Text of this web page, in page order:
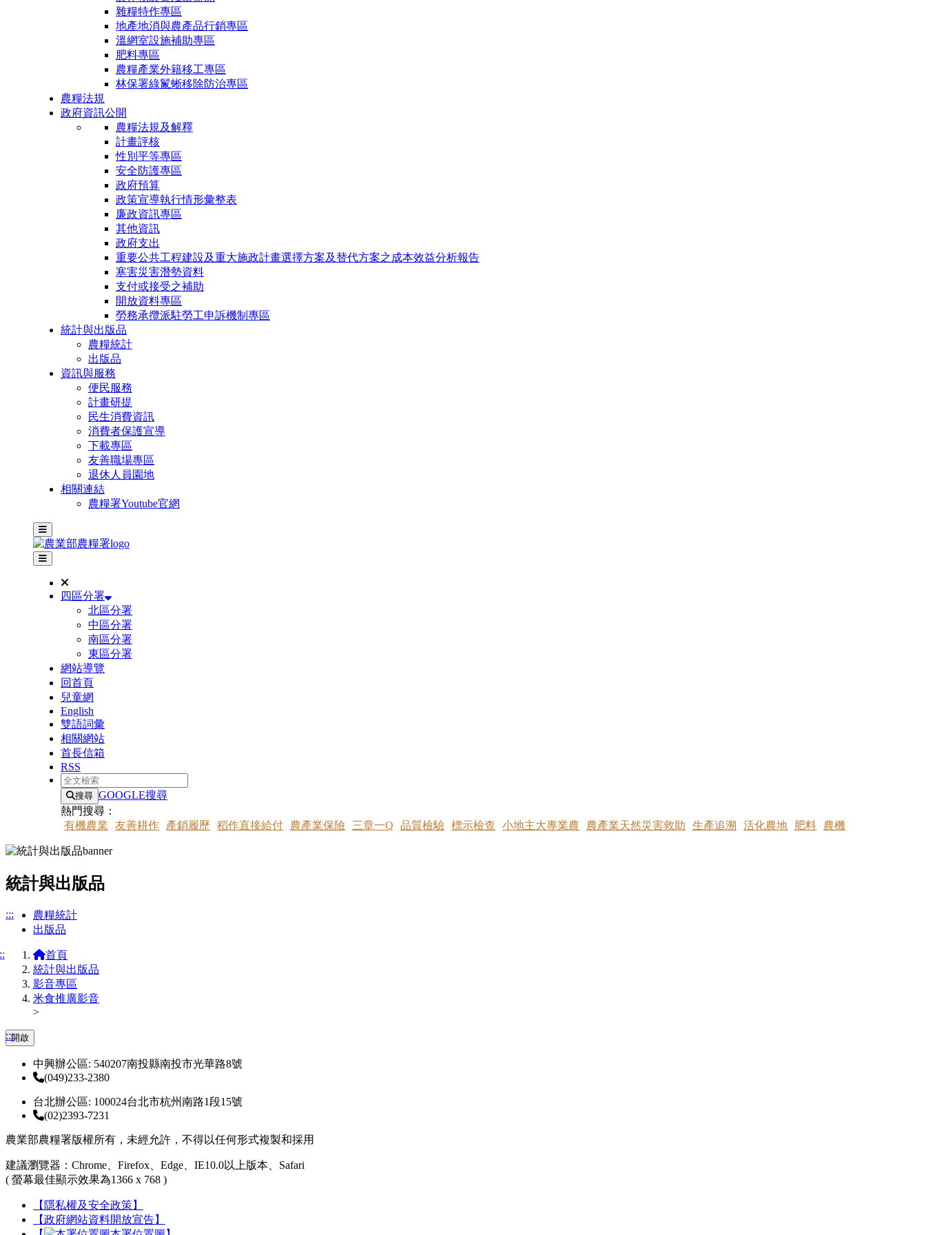
雜糧特作專區
地產地消與農產品行銷專區
溫網室設施補助專區
肥料專區
農糧產業外籍移工專區
林保署綠鬣蜥移除防治專區
農糧法規
政府資訊公開
農糧法規及解釋
計畫評核
性別平等專區
安全防護專區
政府預算
政策宣導執行情形彙整表
廉政資訊專區
其他資訊
政府支出
重要公共工程建設及重大施政計畫選擇方案及替代方案之成本效益分析報告
寒害災害潛勢資料
支付或接受之補助
開放資料專區
勞務承攬派駐勞工申訴機制專區
統計與出版品
農糧統計
出版品
資訊與服務
便民服務
計畫研提
民生消費資訊
消費者保護宣導
下載專區
友善職場專區
退休人員園地
相關連結
農糧署Youtube官網
主選單
其他網站選單
四區分署
北區分署
中區分署
南區分署
東區分署
網站導覽
回首頁
兒童網
English
雙語詞彙
相關網站
首長信箱
RSS
全文檢索
搜尋 GOOGLE搜尋
熱門搜尋：
有機農業
友善耕作 產銷履歷 稻作直接給付 農產業保險 三章一Q 品質檢驗 標示檢查 小地主大專業農 農產業天然災害救助 生產追溯 活化農地 肥料 農機
統計與出版品
:::
農糧統計
出版品
首頁
統計與出版品
影音專區
米食推廣影音
>
:::開啟
中興辦公區: 540207南投縣南投市光華路8號
(049)233-2380
台北辦公區: 100024台北市杭州南路1段15號
(02)2393-7231
農業部農糧署版權所有，未經允許，不得以任何形式複製和採用
建議瀏覽器：Chrome、Firefox、Edge、IE10.0以上版本、Safari
( 螢幕最佳顯示效果為1366 x 768 )
【隱私權及安全政策】
【政府網站資料開放宣告】